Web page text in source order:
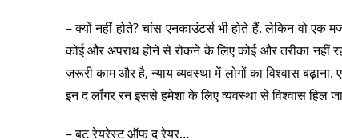
– क्यों नहीं होते? चांस एनकाउंटर्स भी होते हैं. लेकिन वो
कोई और अपराध होने से रोकने के लिए कोई और तरीका नहीं
ज़रूरी काम और है, न्याय व्यवस्था में लोगों का विश्वास
इन द लॉंगर रन इससे हमेशा के लिए व्यवस्था से विश्वास हिल
– बट रेयरेस्ट ऑफ द रेयर…